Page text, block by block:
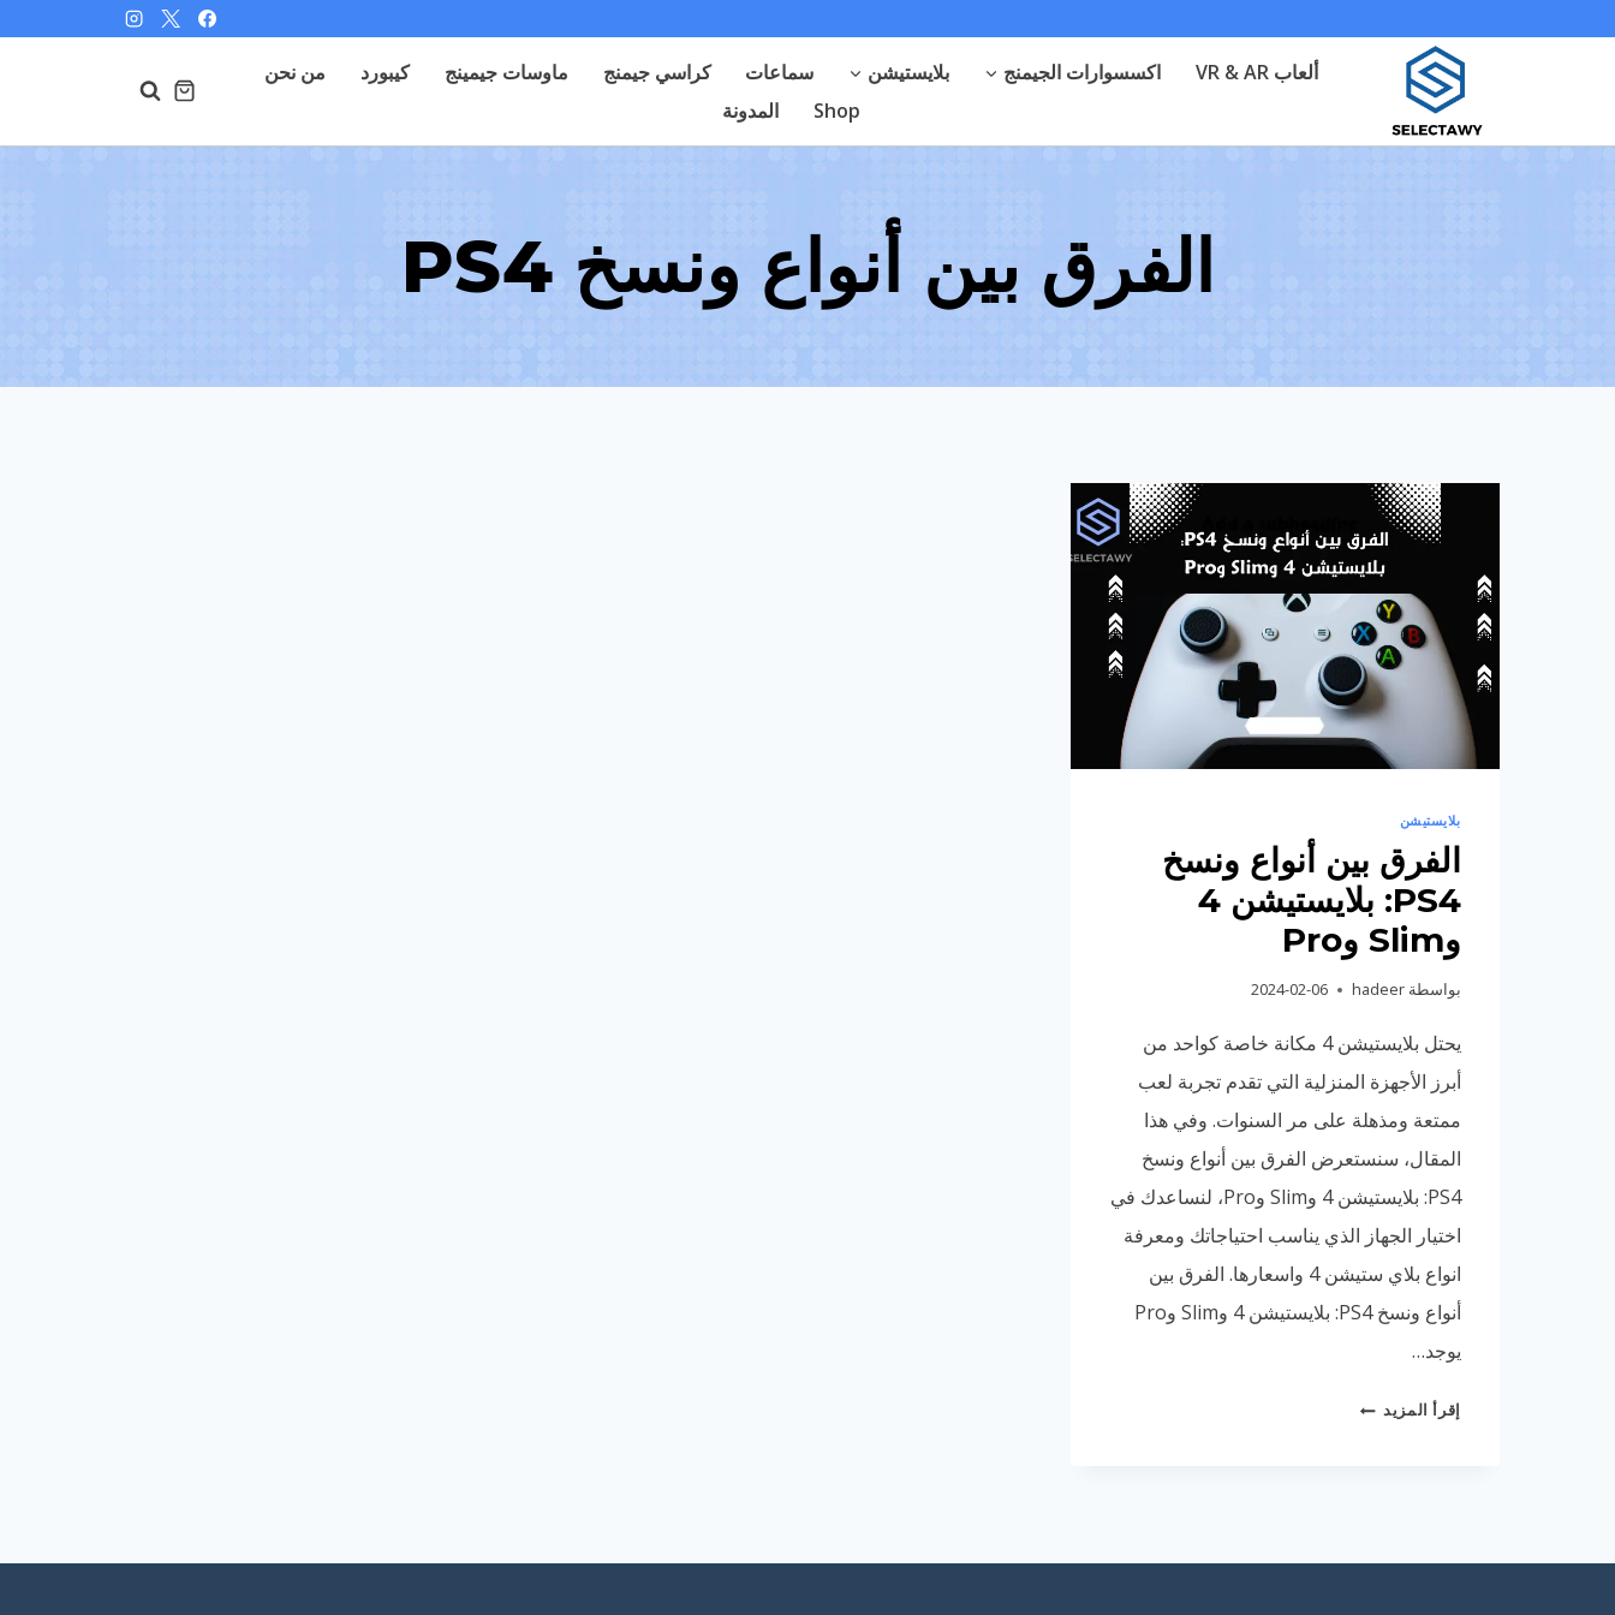
ألعاب VR & AR اكسسوارات الجيمنج بلايستيشن سماعات كراسي جيمنج ماوسات جيمينج كيبورد
من نحن
Shop
المدونة
الفرق بين أنواع ونسخ PS4
بلايستيشن
الفرق بين أنواع ونسخ
PS4: بلايستيشن 4
وSlim وPro
بواسطة hadeer
2024-02-06
يحتل بلايستيشن 4 مكانة خاصة كواحد من
أبرز الأجهزة المنزلية التي تقدم تجربة لعب
ممتعة ومذهلة على مر السنوات. وفي هذا
المقال، سنستعرض الفرق بين أنواع ونسخ
PS4: بلايستيشن 4 وSlim وPro، لنساعدك في
اختيار الجهاز الذي يناسب احتياجاتك ومعرفة
انواع بلاي ستيشن 4 واسعارها. الفرق بين
أنواع ونسخ PS4: بلايستيشن 4 وSlim وPro
يوجد…
إقرأ المزيد الفرق